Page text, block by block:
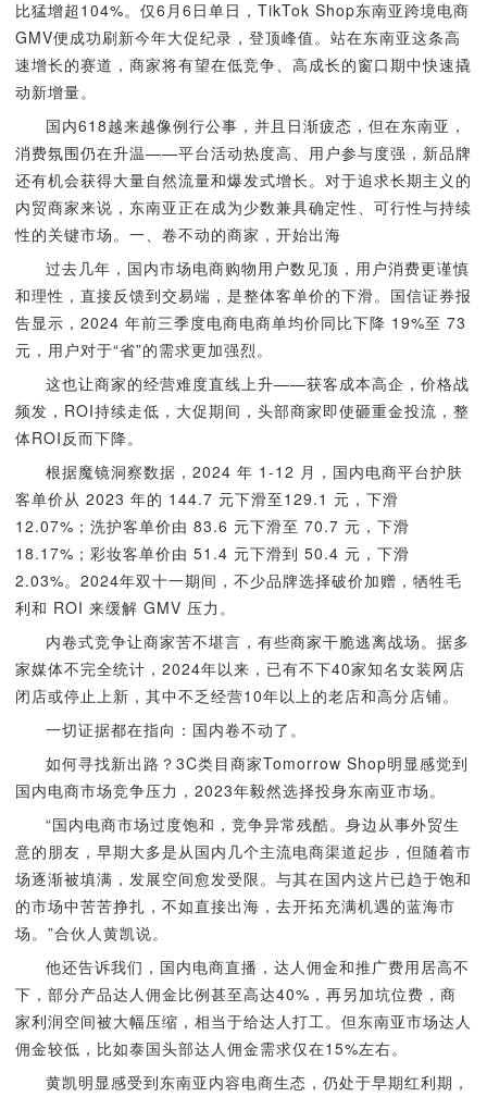
比猛增超104%。仅6月6日单日，TikTok Shop东南亚跨境电商
GMV便成功刷新今年大促纪录，登顶峰值。站在东南亚这条高
速增长的赛道，商家将有望在低竞争、高成长的窗口期中快速撬
动新增量。
国内618越来越像例行公事，并且日渐疲态，但在东南亚，
消费氛围仍在升温——平台活动热度高、用户参与度强，新品牌
还有机会获得大量自然流量和爆发式增长。对于追求长期主义的
内贸商家来说，东南亚正在成为少数兼具确定性、可行性与持续
性的关键市场。一、卷不动的商家，开始出海
过去几年，国内市场电商购物用户数见顶，用户消费更谨慎
和理性，直接反馈到交易端，是整体客单价的下滑。国信证券报
告显示，2024 年前三季度电商电商单均价同比下降 19%至 73
元，用户对于“省”的需求更加强烈。
这也让商家的经营难度直线上升——获客成本高企，价格战
频发，ROI持续走低，大促期间，头部商家即使砸重金投流，整
体ROI反而下降。
根据魔镜洞察数据，2024 年 1-12 月，国内电商平台护肤
客单价从 2023 年的 144.7 元下滑至129.1 元，下滑
12.07%；洗护客单价由 83.6 元下滑至 70.7 元，下滑
18.17%；彩妆客单价由 51.4 元下滑到 50.4 元，下滑
2.03%。2024年双十一期间，不少品牌选择破价加赠，牺牲毛
利和 ROI 来缓解 GMV 压力。
内卷式竞争让商家苦不堪言，有些商家干脆逃离战场。据多
家媒体不完全统计，2024年以来，已有不下40家知名女装网店
闭店或停止上新，其中不乏经营10年以上的老店和高分店铺。
一切证据都在指向：国内卷不动了。
如何寻找新出路？3C类目商家Tomorrow Shop明显感觉到
国内电商市场竞争压力，2023年毅然选择投身东南亚市场。
“国内电商市场过度饱和，竞争异常残酷。身边从事外贸生
意的朋友，早期大多是从国内几个主流电商渠道起步，但随着市
场逐渐被填满，发展空间愈发受限。与其在国内这片已趋于饱和
的市场中苦苦挣扎，不如直接出海，去开拓充满机遇的蓝海市
场。”合伙人黄凯说。
他还告诉我们，国内电商直播，达人佣金和推广费用居高不
下，部分产品达人佣金比例甚至高达40%，再另加坑位费，商
家利润空间被大幅压缩，相当于给达人打工。但东南亚市场达人
佣金较低，比如泰国头部达人佣金需求仅在15%左右。
黄凯明显感受到东南亚内容电商生态，仍处于早期红利期，